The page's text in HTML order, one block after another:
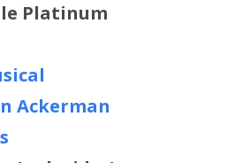
Platinum
Ackerman